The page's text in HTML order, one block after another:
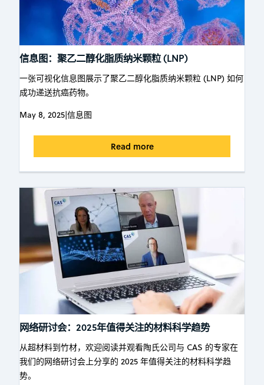
信息图：聚乙二醇化脂质纳米颗粒 (LNP)
一张可视化信息图展示了聚乙二醇化脂质纳米颗粒 (LNP) 如何
成功递送抗癌药物。
May 8, 2025|信息图
Read more
网络研讨会：2025年值得关注的材料科学趋势
从超材料到竹材，欢迎阅读并观看陶氏公司与 CAS 的专家在
我们的网络研讨会上分享的 2025 年值得关注的材料科学趋
势。